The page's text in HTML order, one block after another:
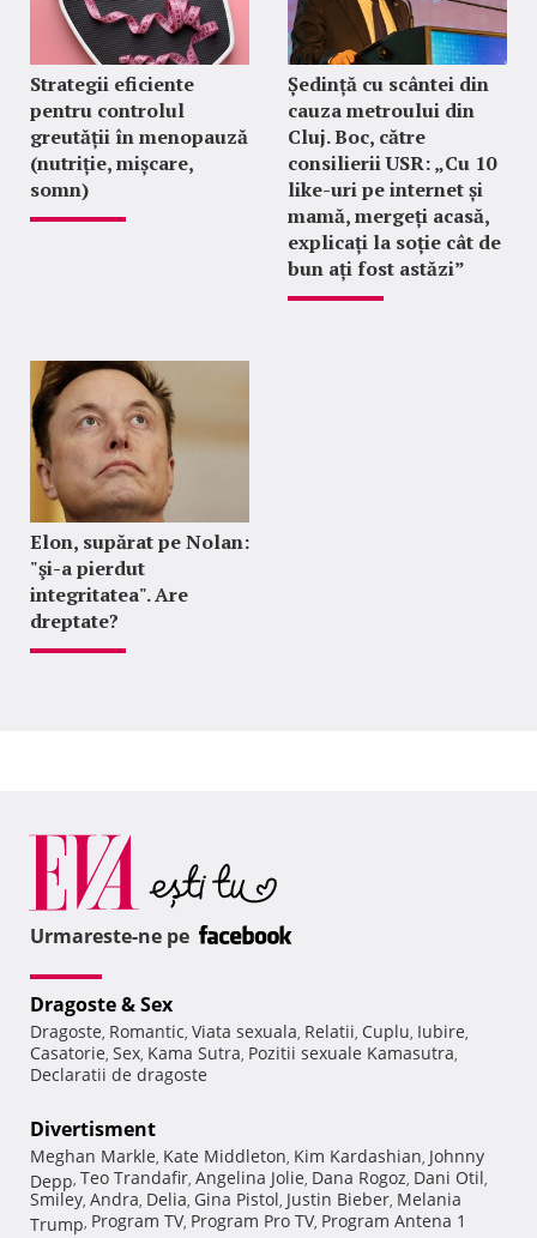
Strategii eficiente
pentru controlul
greutății în menopauză
(nutriție, mișcare,
somn)
Ședință cu scântei din
cauza metroului din
Cluj. Boc, către
consilierii USR: „Cu 10
like-uri pe internet și
mamă, mergeți acasă,
explicați la soție cât de
bun ați fost astăzi”
Elon, supărat pe Nolan:
"şi-a pierdut
integritatea". Are
dreptate?
Urmareste-ne pe
Dragoste & Sex
Dragoste, Romantic, Viata sexuala, Relatii, Cuplu, Iubire,
Casatorie, Sex, Kama Sutra, Pozitii sexuale Kamasutra,
Declaratii de dragoste
Divertisment
Meghan Markle, Kate Middleton, Kim Kardashian, Johnny
Depp, Teo Trandafir, Angelina Jolie, Dana Rogoz, Dani Otil,
Smiley, Andra, Delia, Gina Pistol, Justin Bieber, Melania
Trump, Program TV, Program Pro TV, Program Antena 1